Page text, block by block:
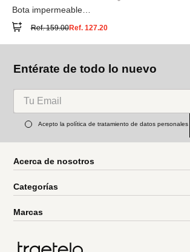
Bota impermeable
Ref.159.00Ref. 127.20
Entérate de todo lo nuevo
Acepto la política de tratamiento de datos personales
Acerca de nosotros
Categorías
Marcas